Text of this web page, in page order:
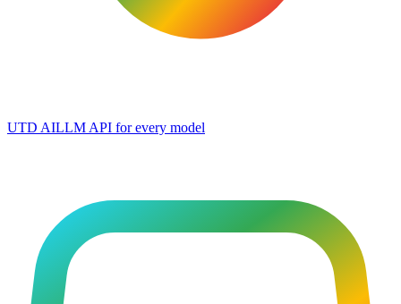
UTD AILLM API for every model